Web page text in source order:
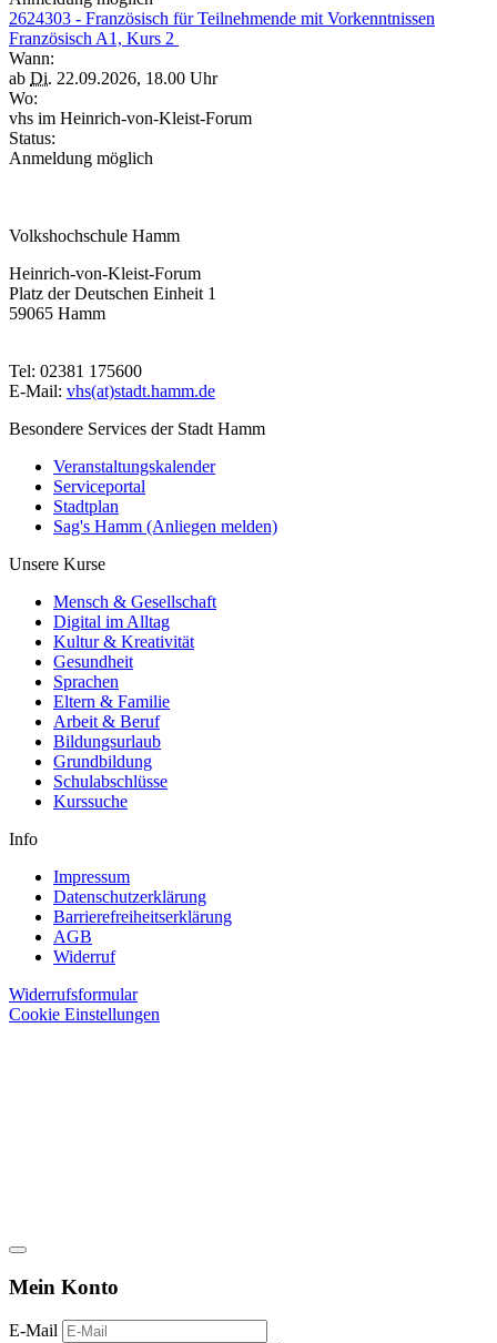
2624303 - Französisch für Teilnehmende mit Vorkenntnissen
Französisch A1, Kurs 2
Wann:
ab Di. 22.09.2026, 18.00 Uhr
Wo:
vhs im Heinrich-von-Kleist-Forum
Status:
Anmeldung möglich
Volkshochschule Hamm
Heinrich-von-Kleist-Forum
Platz der Deutschen Einheit 1
59065 Hamm
Tel: 02381 175600
E-Mail: vhs(at)stadt.hamm.de
Besondere Services der Stadt Hamm
Veranstaltungskalender
Serviceportal
Stadtplan
Sag's Hamm (Anliegen melden)
Unsere Kurse
Mensch & Gesellschaft
Digital im Alltag
Kultur & Kreativität
Gesundheit
Sprachen
Eltern & Familie
Arbeit & Beruf
Bildungsurlaub
Grundbildung
Schulabschlüsse
Kurssuche
Info
Impressum
Datenschutzerklärung
Barrierefreiheitserklärung
AGB
Widerruf
Widerrufsformular
Cookie Einstellungen
Mein Konto
E-Mail